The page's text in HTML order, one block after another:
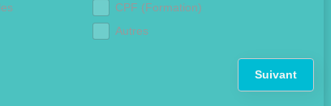
CPF (Formation)
Autres
Suivant